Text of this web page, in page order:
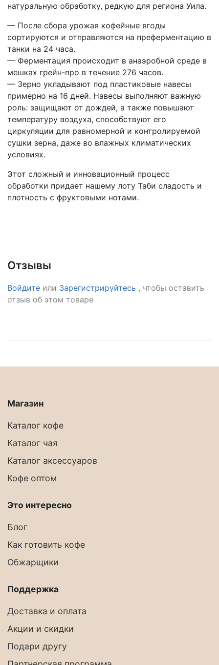
натуральную обработку, редкую для региона Уила.
— После сбора урожая кофейные ягоды
сортируются и отправляются на преферментацию в
танки на 24 часа.
— Ферментация происходит в анаэробной среде в
мешках грейн-про в течение 276 часов.
— Зерно укладывают под пластиковые навесы
примерно на 16 дней. Навесы выполняют важную
роль: защищают от дождей, а также повышают
температуру воздуха, способствуют его
циркуляции для равномерной и контролируемой
сушки зерна, даже во влажных климатических
условиях.
Этот сложный и инновационный процесс
обработки придает нашему лоту Таби сладость и
плотность с фруктовыми нотами.
Отзывы
Войдите или Зарегистрируйтесь , чтобы оставить
отзыв об этом товаре
Магазин
Каталог кофе
Каталог чая
Каталог аксессуаров
Кофе оптом
Это интересно
Блог
Как готовить кофе
Обжарщики
Поддержка
Доставка и оплата
Акции и скидки
Подари другу